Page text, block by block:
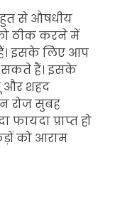
से औषधीय
ठीक करने में
हैं। इसके लिए आप
सकते हैं। इसके
और शहद
रोज सुबह
प्राप्त हो
को आराम